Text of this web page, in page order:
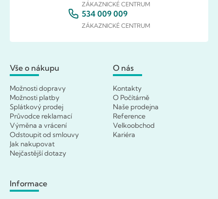
ZÁKAZNICKÉ CENTRUM
534 009 009
ZÁKAZNICKÉ CENTRUM
Vše o nákupu
Možnosti dopravy
Možnosti platby
Splátkový prodej
Průvodce reklamací
Výměna a vrácení
Odstoupit od smlouvy
Jak nakupovat
Nejčastější dotazy
O nás
Kontakty
O Počítárně
Naše prodejna
Reference
Velkoobchod
Kariéra
Informace